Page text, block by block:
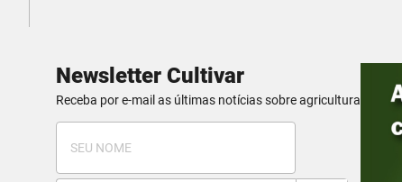
Newsletter Cultivar
Receba por e-mail as últimas notícias sobre agricultura